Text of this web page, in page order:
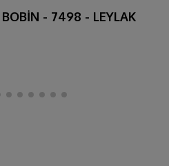
- 7498 - LEYLAK